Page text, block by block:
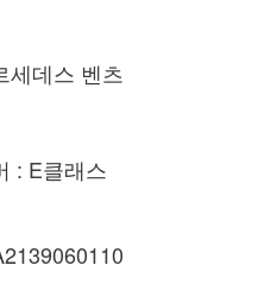
세데스 벤츠
: E클래스